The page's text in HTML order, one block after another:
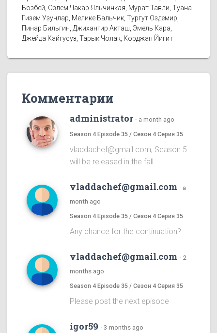
Бозбей, Озлем Чакар Яльчинкая, Мурат Тавли, Туана
Гизем Узунлар, Мелике Бальчик, Тургут Оздемир,
Пинар Бильгин, Джихангир Акташ, Эмель Кара,
Джейда Кайгусуз, Тарык Чолак, Корджан Йигит
Комментарии
administrator · a month ago
Season 4 Episode 35 / Сезон 4 Серия 35
vladdachef@gmail.com, Season 5
will be released in the fall.
vladdachef@gmail.com · a
month ago
Season 4 Episode 35 / Сезон 4 Серия 35
Any chance for the continuation?
vladdachef@gmail.com · 2
months ago
Season 4 Episode 35 / Сезон 4 Серия 35
Please post the next episode
igor59 · 3 months ago